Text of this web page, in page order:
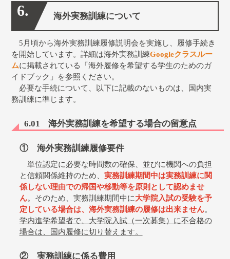
6. 海外実務訓練について
5月頃から海外実務訓練履修説明会を実施し、履修手続き
を開始しています。詳細は海外実務訓練Googleクラスルー
ムに掲載されている「海外履修を希望する学生のためのガ
イドブック」を参照ください。
必要な手続について、以下に記載のないものは、国内実
務訓練に準じます。
6.01 海外実務訓練を希望する場合の留意点
① 海外実務訓練履修要件
単位認定に必要な時間数の確保、並びに機関への負担
と信頼関係維持のため、 実務訓練期間中は実務訓練に関
係しない理由での帰国や移動等を原則として認めませ
ん。そのため、実務訓練期間中に大学院入試の受験を予
定している場合は、海外実務訓練の履修は出来ません。
学内進学希望者で、大学院入試（一次募集）に不合格の
場合は、国内履修に切り替えます。
② 実務訓練に係る費用